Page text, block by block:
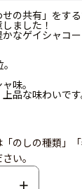
の共有」をす
ました！
なゲイシャコ
味。
品な味わいです
のしの種類」
い。